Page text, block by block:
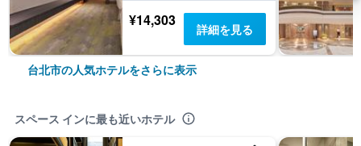
¥14,303 詳細を見る
台北市の人気ホテルをさらに表示
スペース インに最も近いホテル